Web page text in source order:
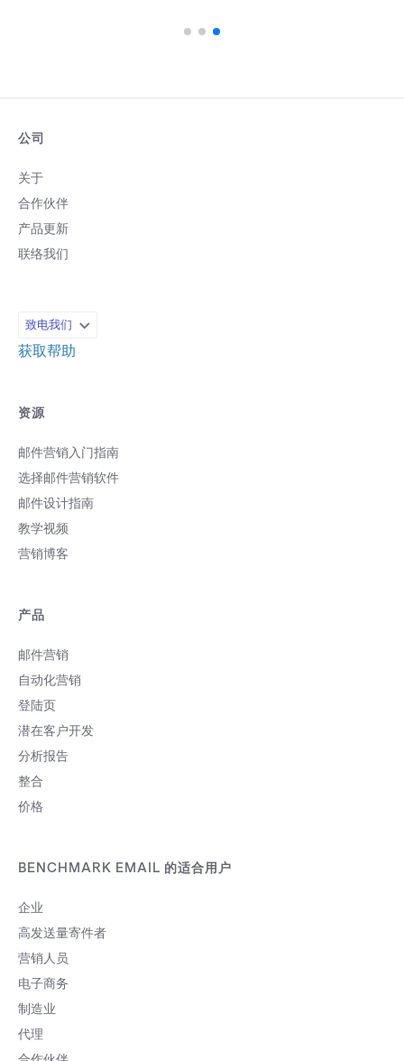
公司
关于
合作伙伴
产品更新
联络我们
致电我们
获取帮助
资源
邮件营销入门指南
选择邮件营销软件
邮件设计指南
教学视频
营销博客
产品
邮件营销
自动化营销
登陆页
潜在客户开发
分析报告
整合
价格
BENCHMARK EMAIL 的适合用户
企业
高发送量寄件者
营销人员
电子商务
制造业
代理